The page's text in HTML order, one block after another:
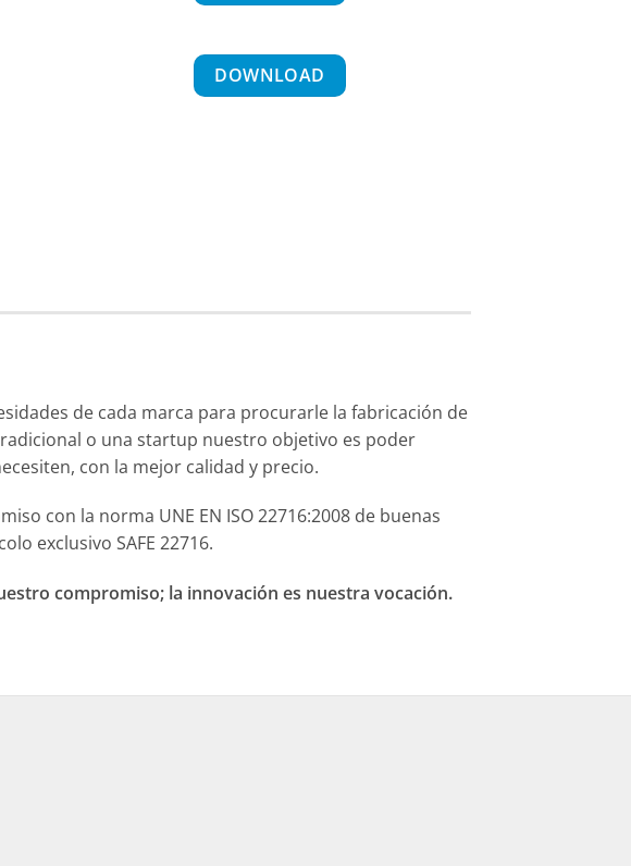
DOWNLOAD
de cada marca para procurarle la fabricación de
o una startup nuestro objetivo es poder
con la mejor calidad y precio.
con la norma UNE EN ISO 22716:2008 de buenas
exclusivo SAFE 22716.
compromiso; la innovación es nuestra vocación.